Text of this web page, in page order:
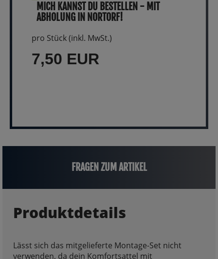
MICH KANNST DU BESTELLEN - MIT
ABHOLUNG IN NORTORF!
pro Stück (inkl. MwSt.)
7,50 EUR
FRAGEN ZUM ARTIKEL
Produktdetails
Lässt sich das mitgelieferte Montage-Set nicht
verwenden, da dein Komfortsattel mit